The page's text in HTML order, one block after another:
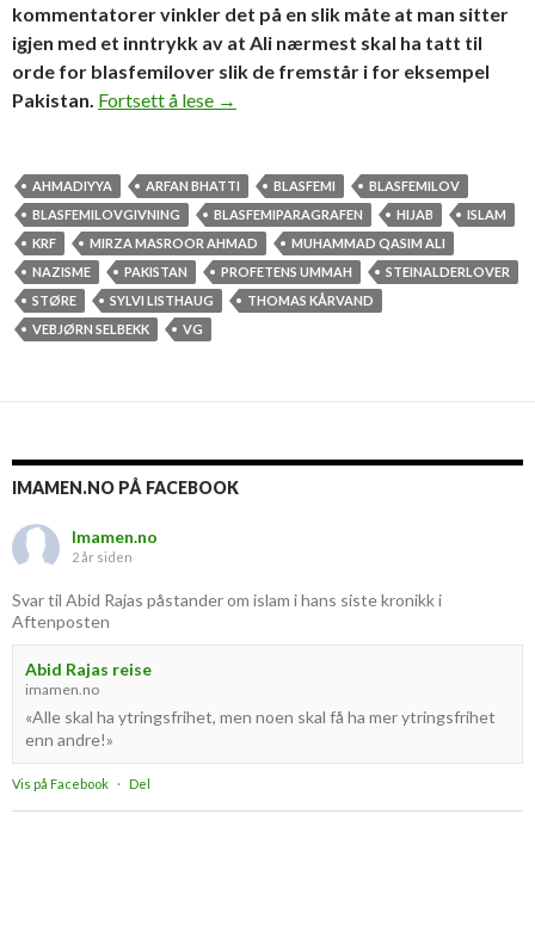
kommentatorer vinkler det på en slik måte at man sitter
igjen med et inntrykk av at Ali nærmest skal ha tatt til
orde for blasfemilover slik de fremstår i for eksempel
Pakistan. Fortsett å lese Forståelse og anstendighet i norske
→
AHMADIYYA ARFAN BHATTI BLASFEMI
BLASFEMILOV
BLASFEMILOVGIVNING
BLASFEMIPARAGRAFEN HIJAB
ISLAM
KRF
MIRZA MASROOR AHMAD
MUHAMMAD QASIM ALI
NAZISME
PAKISTAN PROFETENS UMMAH
STEINALDERLOVER
STØRE
SYLVI LISTHAUG
THOMAS KÅRVAND
VEBJØRN SELBEKK
VG
IMAMEN.NO PÅ FACEBOOK
Imamen.no
2 år siden
Svar til Abid Rajas påstander om islam i hans siste kronikk i
Aftenposten
Abid Rajas reise
imamen.no
«Alle skal ha ytringsfrihet, men noen skal få ha mer ytringsfrihet
enn andre!»
Vis på Facebook · Del